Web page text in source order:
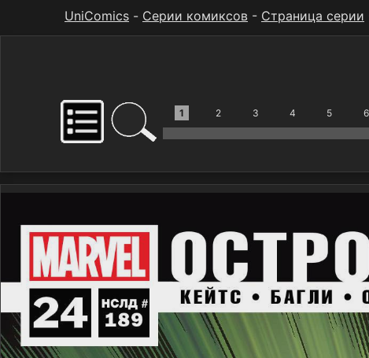
UniComics - Серии комиксов - Страница серии
1 2 3 4 5 6